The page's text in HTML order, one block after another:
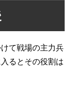
て戦場の主力兵
るとその役割は